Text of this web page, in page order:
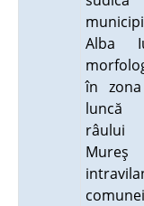
Alba
în
râului
comunei